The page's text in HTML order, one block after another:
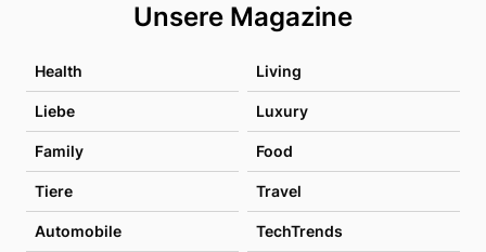
Unsere Magazine
Health Living
Liebe Luxury
Family Food
Tiere Travel
Automobile TechTrends